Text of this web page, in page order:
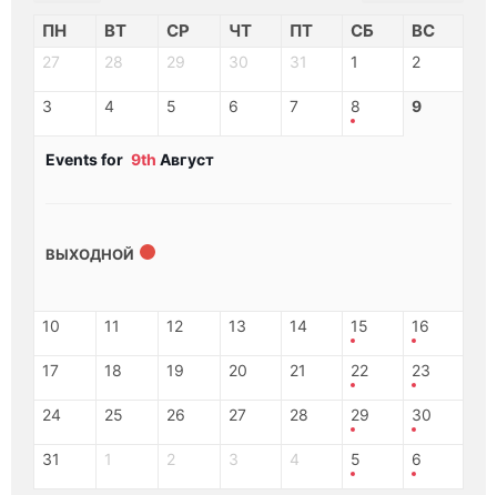
ПН ВТ СР ЧТ ПТ СБ ВС
27 28 29 30 31 1 2
3 4 5 6 7 8 9
Events for 9th Август
ВЫХОДНОЙ
10 11 12 13 14 15 16
17 18 19 20 21 22 23
24 25 26 27 28 29 30
31 1 2 3 4 5 6